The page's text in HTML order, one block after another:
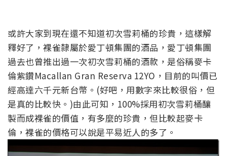
或許大家到現在還不知道初次雪莉桶的珍貴，這樣解
釋好了，裸雀隸屬於愛丁頓集團的酒品，愛丁頓集團
過去也曾推出過一次初次雪莉桶的酒款，是俗稱麥卡
倫紫鑽Macallan Gran Reserva 12YO，目前的叫價已
經高達六千元新台幣。(好吧，用數字來比較很俗，但
是真的比較快。)由此可知，100%採用初次雪莉桶釀
製而成裸雀的價值，有多麼的珍貴，但比較起麥卡
倫，裸雀的價格可以說是平易近人的多了。